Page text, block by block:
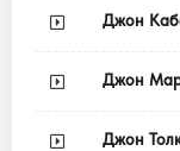
Джон
Джон
Джон